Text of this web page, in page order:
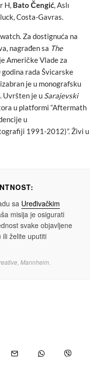
H, Bato Čengić, Aslı
Costa-Gavras.
Za dostignuća na
nagrađen sa The
Američke Vlade za
rada Švicarske
je u monografsku
. Uvršten je u Sarajevski
u platformi “Aftermath
u
1991-2012)”. Živi u
sa Uređivačkim
misija je osigurati
svake objavljene
ili želite uputiti
Mannheim.